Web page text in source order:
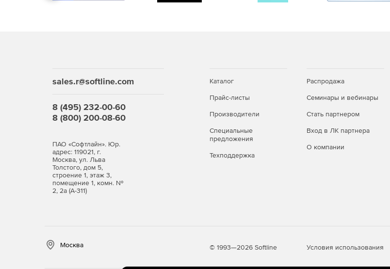
sales.r@softline.com
8 (495) 232-00-60
8 (800) 200-08-60
ПАО «Софтлайн». Юр.
адрес: 119021, г.
Москва, ул. Льва
Толстого, дом 5,
строение 1, этаж 3,
помещение 1, комн. №
2, 2а (А-311)
Каталог
Прайс-листы
Производители
Специальные
предложения
Техподдержка
Распродажа
Семинары и вебинары
Стать партнером
Вход в ЛК партнера
О компании
Москва © 1993—2026 Softline Условия использования